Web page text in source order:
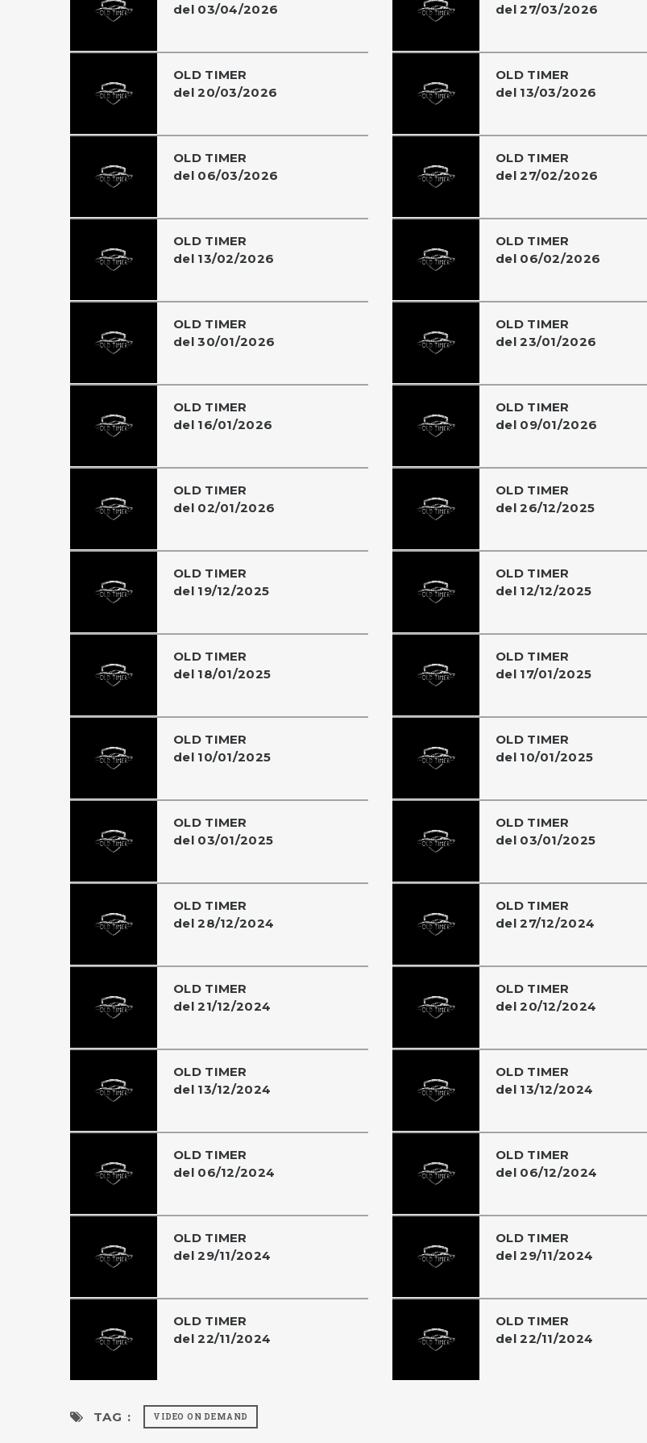
del 03/04/2026
del 27/03/2026
OLD TIMER
del 20/03/2026
OLD TIMER
del 13/03/2026
OLD TIMER
del 06/03/2026
OLD TIMER
del 27/02/2026
OLD TIMER
del 13/02/2026
OLD TIMER
del 06/02/2026
OLD TIMER
del 30/01/2026
OLD TIMER
del 23/01/2026
OLD TIMER
del 16/01/2026
OLD TIMER
del 09/01/2026
OLD TIMER
del 02/01/2026
OLD TIMER
del 26/12/2025
OLD TIMER
del 19/12/2025
OLD TIMER
del 12/12/2025
OLD TIMER
del 18/01/2025
OLD TIMER
del 17/01/2025
OLD TIMER
del 10/01/2025
OLD TIMER
del 10/01/2025
OLD TIMER
del 03/01/2025
OLD TIMER
del 03/01/2025
OLD TIMER
del 28/12/2024
OLD TIMER
del 27/12/2024
OLD TIMER
del 21/12/2024
OLD TIMER
del 20/12/2024
OLD TIMER
del 13/12/2024
OLD TIMER
del 13/12/2024
OLD TIMER
del 06/12/2024
OLD TIMER
del 06/12/2024
OLD TIMER
del 29/11/2024
OLD TIMER
del 29/11/2024
OLD TIMER
del 22/11/2024
OLD TIMER
del 22/11/2024
TAG : VIDEO ON DEMAND